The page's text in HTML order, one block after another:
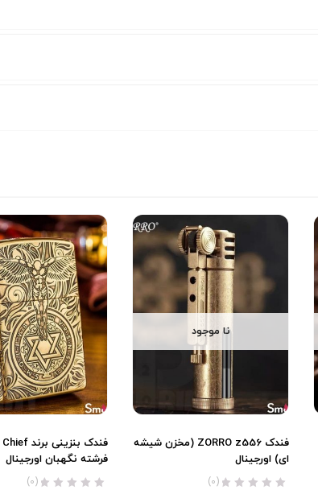
نا موجود
فندک ZORRO z556 (مخزن شیشه
ای) اورجینال
(0)
فرشته نگهبان اورجینال
(0)